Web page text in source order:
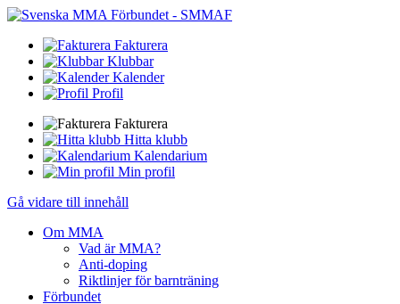
Fakturera
Klubbar
Kalender
Profil
Fakturera
Hitta klubb
Kalendarium
Min profil
Gå vidare till innehåll
Om MMA
Vad är MMA?
Anti-doping
Riktlinjer för barnträning
Förbundet